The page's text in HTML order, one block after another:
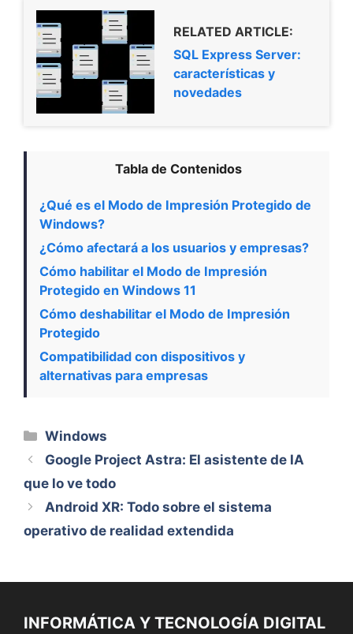
RELATED ARTICLE:
SQL Express Server:
características y
novedades
Tabla de Contenidos
¿Qué es el Modo de Impresión Protegido de
Windows?
¿Cómo afectará a los usuarios y empresas?
Cómo habilitar el Modo de Impresión
Protegido en Windows 11
Cómo deshabilitar el Modo de Impresión
Protegido
Compatibilidad con dispositivos y
alternativas para empresas
Categorías
Windows
Google Project Astra: El asistente de IA
que lo ve todo
Android XR: Todo sobre el sistema
operativo de realidad extendida
INFORMÁTICA Y TECNOLOGÍA DIGITAL